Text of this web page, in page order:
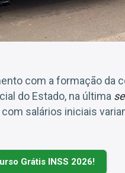
com a formação da
do Estado, na última
salários iniciais
Grátis INSS 2026!